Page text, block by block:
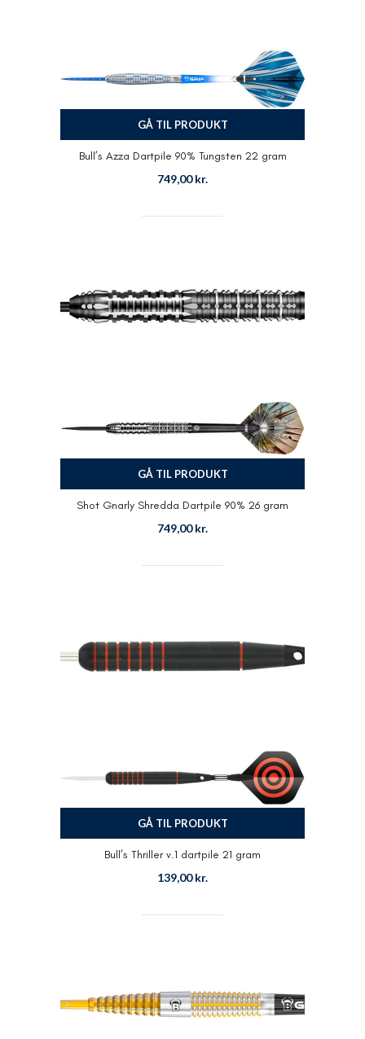
GÅ TIL PRODUKT
Bull’s Azza Dartpile 90% Tungsten 22 gram
749,00kr.
GÅ TIL PRODUKT
Shot Gnarly Shredda Dartpile 90% 26 gram
749,00kr.
GÅ TIL PRODUKT
Bull’s Thriller v.1 dartpile 21 gram
139,00kr.